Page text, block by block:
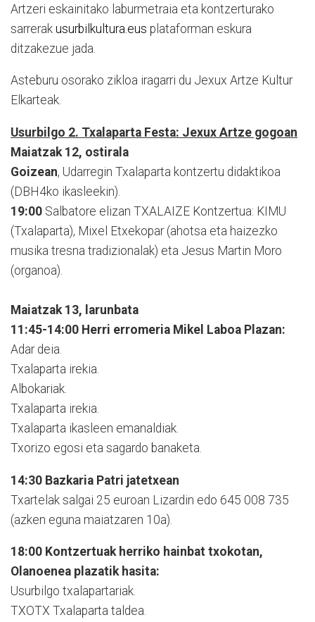
Artzeri eskainitako laburmetraia eta kontzerturako
sarrerak usurbilkultura.eus plataforman eskura
ditzakezue jada.
Asteburu osorako zikloa iragarri du Jexux Artze Kultur
Elkarteak.
Usurbilgo 2. Txalaparta Festa: Jexux Artze gogoan
Maiatzak 12, ostirala
Goizean, Udarregin Txalaparta kontzertu didaktikoa
(DBH4ko ikasleekin).
19:00 Salbatore elizan TXALAIZE Kontzertua: KIMU
(Txalaparta), Mixel Etxekopar (ahotsa eta haizezko
musika tresna tradizionalak) eta Jesus Martin Moro
(organoa).
Maiatzak 13, larunbata
11:45-14:00 Herri erromeria Mikel Laboa Plazan:
Adar deia.
Txalaparta irekia.
Albokariak.
Txalaparta irekia.
Txalaparta ikasleen emanaldiak.
Txorizo egosi eta sagardo banaketa.
14:30 Bazkaria Patri jatetxean
Txartelak salgai 25 euroan Lizardin edo 645 008 735
(azken eguna maiatzaren 10a).
18:00 Kontzertuak herriko hainbat txokotan,
Olanoenea plazatik hasita:
Usurbilgo txalapartariak.
TXOTX Txalaparta taldea.